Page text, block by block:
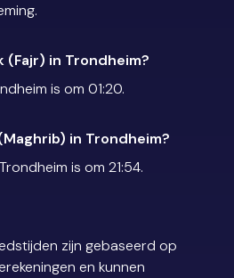
(Fajr) in Trondheim?
is om 01:20.
in Trondheim?
is om 21:54.
zijn gebaseerd op
en kunnen